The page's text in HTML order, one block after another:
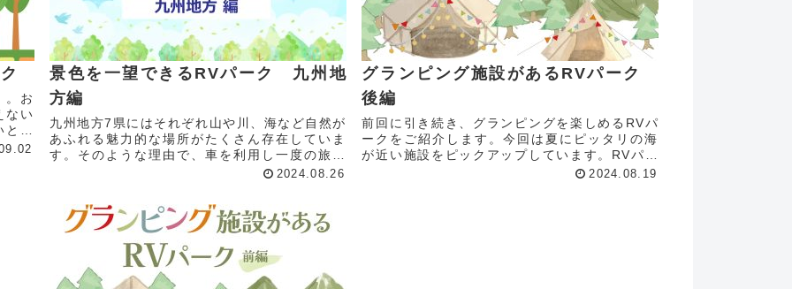
。お
ない
こ
ても
景色を一望できるRVパーク 九州地
方編
九州地方7県にはそれぞれ山や川、海など自然が
あふれる魅力的な場所がたくさん存在していま
す。そのような理由で、車を利用し一度の旅に
複数の県を訪れる人も少なくありません。今回
スポットをご紹介します。由布...
2024.08.26
グランピング施設があるRVパーク
後編
前回に引き続き、グランピングを楽しめるRVパ
ークをご紹介します。今回は夏にピッタリの海
が近い施設をピックアップしています。RVパー
ク グランピングヴィレッジIBARAKI ＠茨城
2024.08.19